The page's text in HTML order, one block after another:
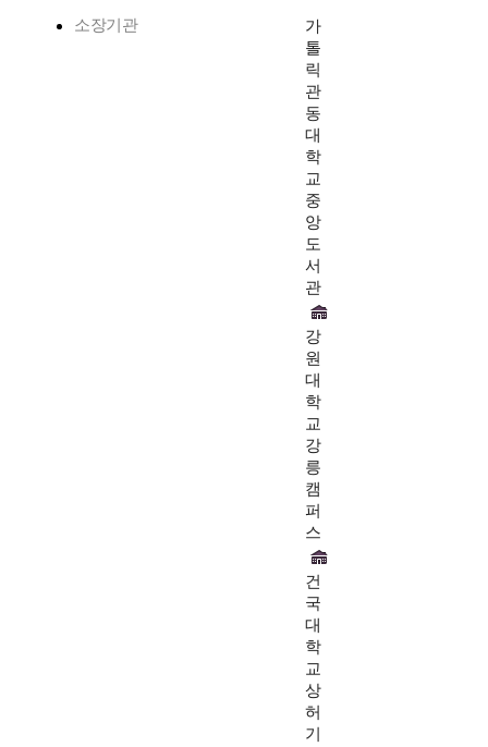
소장기관
가
톨
릭
관
동
대
학
교
중
앙
도
서
관
강
원
대
학
교
강
릉
캠
퍼
스
건
국
대
학
교
상
허
기